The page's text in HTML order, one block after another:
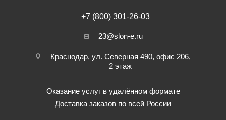
+7 (800) 301-26-03
23@slon-e.ru
Краснодар, ул. Северная 490, офис 206,
2 этаж
Оказание услуг в удалённом формате
Доставка заказов по всей России